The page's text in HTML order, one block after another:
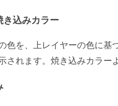
き込みカラー
色を、上レイヤーの色に基
されます。焼き込みカラー